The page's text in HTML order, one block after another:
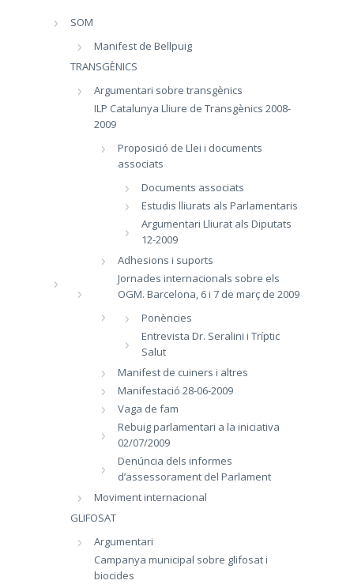
SOM
Manifest de Bellpuig
TRANSGÈNICS
Argumentari sobre transgènics
ILP Catalunya Lliure de Transgènics 2008-
2009
Proposició de Llei i documents
associats
Documents associats
Estudis lliurats als Parlamentaris
Argumentari Lliurat als Diputats
12-2009
Adhesions i suports
Jornades internacionals sobre els
OGM. Barcelona, 6 i 7 de març de 2009
Ponències
Entrevista Dr. Seralini i Tríptic
Salut
Manifest de cuiners i altres
Manifestació 28-06-2009
Vaga de fam
Rebuig parlamentari a la iniciativa
02/07/2009
Denúncia dels informes
d’assessorament del Parlament
Moviment internacional
GLIFOSAT
Argumentari
Campanya municipal sobre glifosat i
biocides